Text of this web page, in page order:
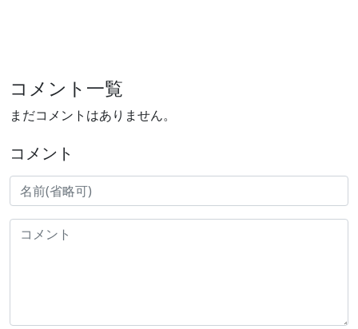
コメント一覧
まだコメントはありません。
コメント